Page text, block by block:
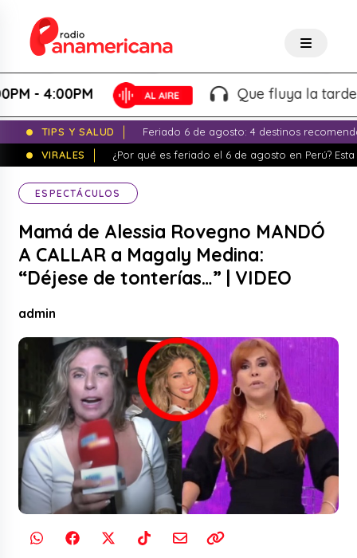
4:00PM Que fluya la tarde! -
TIPS Y SALUD
Feriado 6 de agosto: 4 destinos
VIRALES
¿Por qué es feriado el 6 de agosto en Perú?
ESPECTÁCULOS
Mamá de Alessia Rovegno MANDÓ
A CALLAR a Magaly Medina:
“Déjese de tonterías…” | VIDEO
admin